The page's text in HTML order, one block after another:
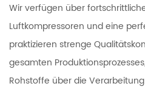
Wir verfügen über
Luftkompressoren und eine
praktizieren strenge
gesamten
Rohstoffe über die